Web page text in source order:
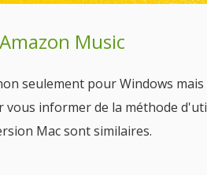
Music
seulement pour Windows mais
vous informer de la méthode
Mac sont similaires.